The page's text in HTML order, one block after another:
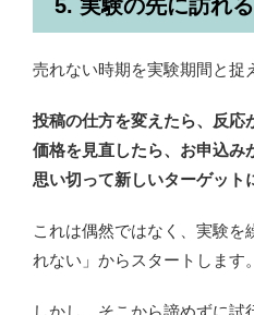
5. 実験の先に訪れ
売れない時期を実験期間と捉
投稿の仕方を変えたら、反応
価格を見直したら、お申込み
思い切って新しいターゲット
これは偶然ではなく、実験
れない」からスタートします。